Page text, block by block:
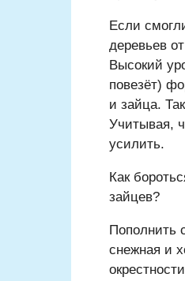
Если
деревьев
Высокий
повезёт)
и зайца.
Учитывая,
усилить.
Как
зайцев?
Пополнить
снежная и